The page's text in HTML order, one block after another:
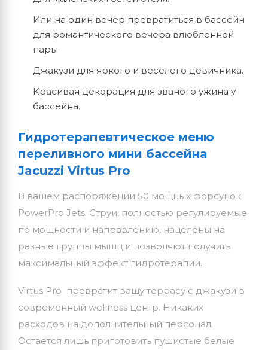
Или на один вечер превратиться в бассейн
для романтического вечера влюбленной
пары.
Джакузи для яркого и веселого девичника.
Красивая декорация для званого ужина у
бассейна.
Гидротерапевтическое меню
переливного мини бассейна
Jacuzzi Virtus Pro
В вашем распоряжении 50 мощных форсунок
PowerPro Jets. Струи, полностью регулируемые
по мощности и направлению, нацелены на
разные группы мышц и позволяют получить
максимальный эффект гидротерапии.
Virtus Pro превратит вашу террасу с джакузи в
современный wellness центр. Никаких
расходов на дополнительный персонал.
Остается лишь приготовить пушистые белые